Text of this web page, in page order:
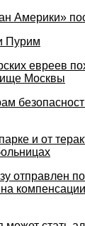
Америки»
Пурим
евреев
Москвы
и от
отправлен